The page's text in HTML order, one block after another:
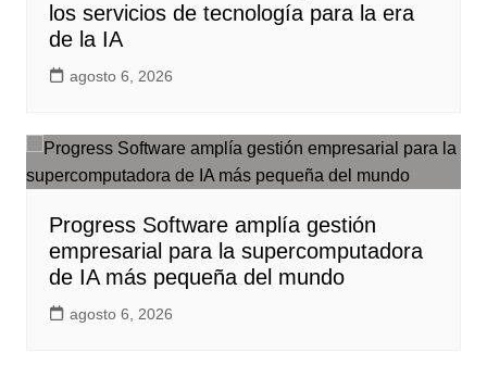
los servicios de tecnología para la era
de la IA
agosto 6, 2026
Progress Software amplía gestión
empresarial para la supercomputadora
de IA más pequeña del mundo
agosto 6, 2026